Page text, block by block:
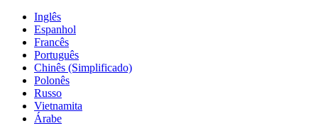
Inglês
Espanhol
Francês
Português
Chinês (Simplificado)
Polonês
Russo
Vietnamita
Árabe